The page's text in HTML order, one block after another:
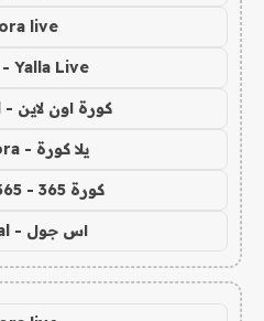
live
Yalla Live - يلا لايف
كورة اون لاين - koora onl
يلا كورة - yallakora
كورة 365 - kooora 365
اس جول - AS Goal